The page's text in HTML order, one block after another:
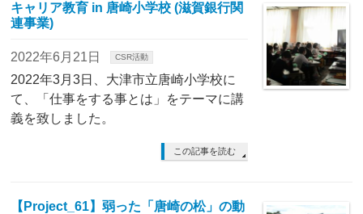
キャリア教育 in 唐崎小学校 (滋賀銀行関
連事業)
2022年6月21日 CSR活動
2022年3月3日、大津市立唐崎小学校に
て、「仕事をする事とは」をテーマに講
義を致しました。
この記事を読む
【Project_61】弱った「唐崎の松」の動